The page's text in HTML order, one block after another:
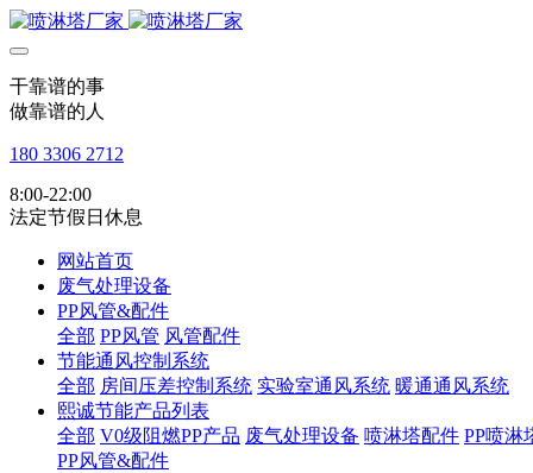
干靠谱的事
做靠谱的人
180 3306 2712
8:00-22:00
法定节假日休息
网站首页
废气处理设备
PP风管&配件
全部 PP风管 风管配件
节能通风控制系统
全部 房间压差控制系统 实验室通风系统 暖通通风系统
熙诚节能产品列表
全部 V0级阻燃PP产品 废气处理设备 喷淋塔配件 PP喷淋
PP风管&配件